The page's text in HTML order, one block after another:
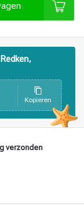
Kopieren
verzonden